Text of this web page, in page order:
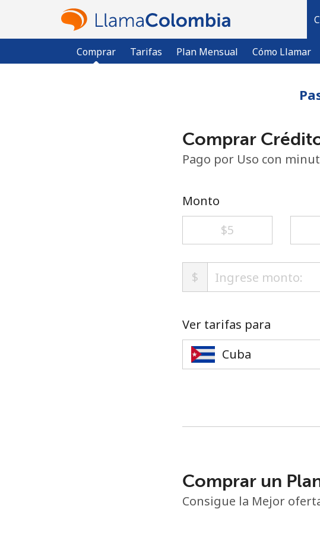
Comprar Tarifas Plan Mensual Cómo Llamar
Comprar
Pago por Uso con
Monto
⁦$5⁩
$
Ver tarifas para
Comprar un
Consigue la Mejor